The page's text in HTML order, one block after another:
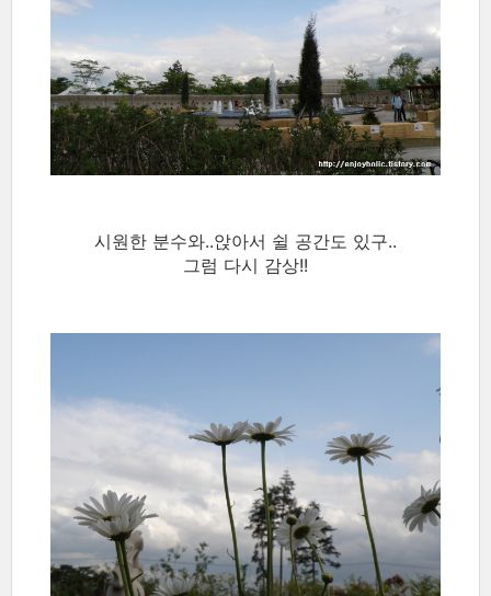
시원한 분수와..앉아서 쉴 공간도 있구..
그럼 다시 감상!!